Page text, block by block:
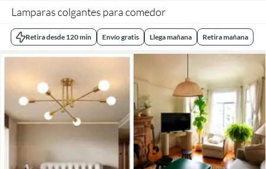
Lamparas colgantes para comedor
Retira desde 120 min Envío gratis Llega mañana Retira mañana